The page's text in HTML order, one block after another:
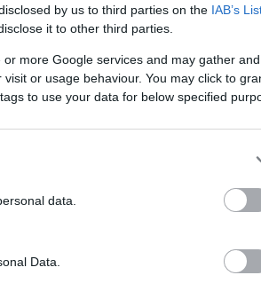
by us to third parties on the IAB’s
it to other third parties.
more Google services and may gather
or usage behaviour. You may click to
to use your data for below specified
data.
Data.
miatt, friss
látványosan elbukott,
közzétett egy videót, ami azóta
cáfolja annak
igaz semmi. Bajba kerülhet
A